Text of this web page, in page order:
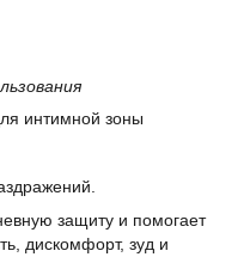
интимной зоны
защиту и помогает
дискомфорт, зуд и